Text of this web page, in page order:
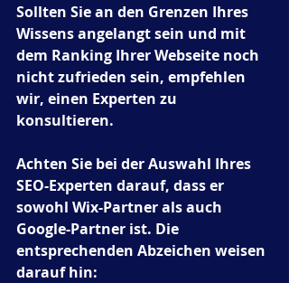
Sollten Sie an den Grenzen Ihres
Wissens angelangt sein und mit
dem Ranking Ihrer Webseite noch
nicht zufrieden sein, empfehlen
wir, einen Experten zu
konsultieren.
Achten Sie bei der Auswahl Ihres
SEO-Experten darauf, dass er
sowohl Wix-Partner als auch
Google-Partner ist. Die
entsprechenden Abzeichen weisen
darauf hin: